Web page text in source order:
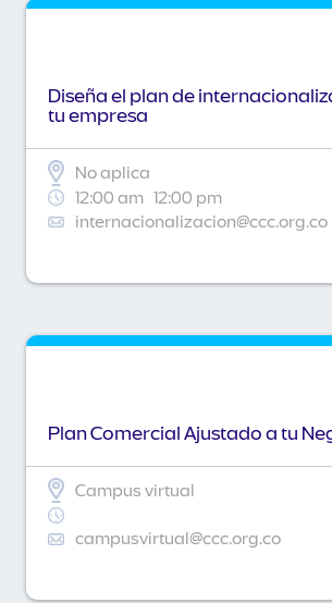
Diseña el plan de
tu empresa
No aplica
12:00 am 12:00 pm
internacionalizacion@ccc.org.co
Plan Comercial Ajustado a tu
Campus virtual
campusvirtual@ccc.org.co